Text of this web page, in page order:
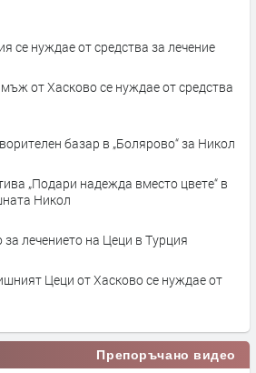
се нуждае от средства за лечение
от Хасково се нуждае от средства
базар в „Болярово“ за Никол
„Подари надежда вместо цвете“ в
Никол
лечението на Цеци в Турция
Цеци от Хасково се нуждае от
Препоръчано видео